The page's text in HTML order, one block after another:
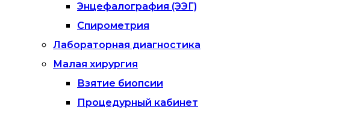
Энцефалография (ЭЭГ)
Спирометрия
Лабораторная диагностика
Малая хирургия
Взятие биопсии
Процедурный кабинет